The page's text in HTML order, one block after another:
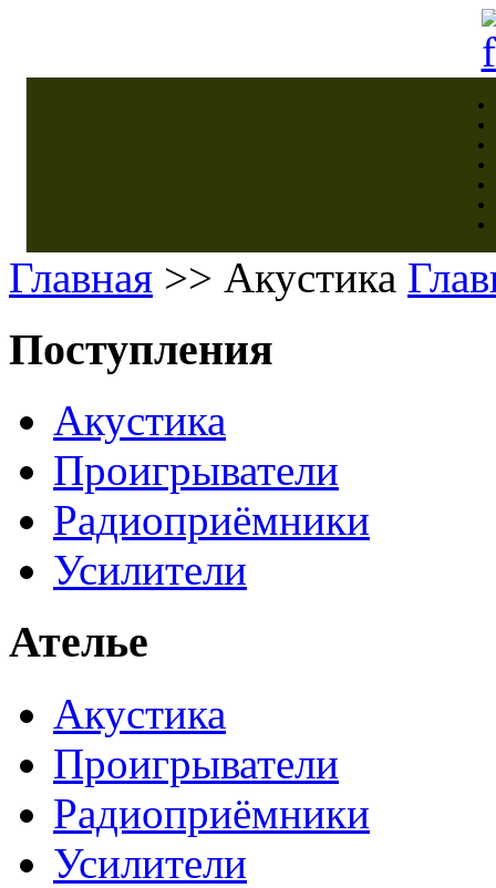
Главная >> Акустика
Поступления
Акустика
Проигрыватели
Радиоприёмники
Усилители
Ателье
Акустика
Проигрыватели
Радиоприёмники
Усилители